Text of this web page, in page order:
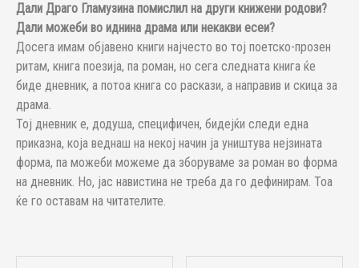
Дали Драго Гламузина помислил на други книжени родови?
Дали можеби во иднина драма или некакви есеи?
Досега имам објавено книги најчесто во тој поетско-прозен
ритам, книга поезија, па роман, но сега следната книга ќе
биде дневник, а потоа книга со раскази, а направив и скица за
драма.
Тој дневник е, додуша, специфичен, бидејќи следи една
приказна, која веднаш на некој начин ја уништува нејзината
форма, па можеби можеме да зборуваме за роман во форма
на дневник. Но, јас навистина не треба да го дефинирам. Тоа
ќе го оставам на читателите.